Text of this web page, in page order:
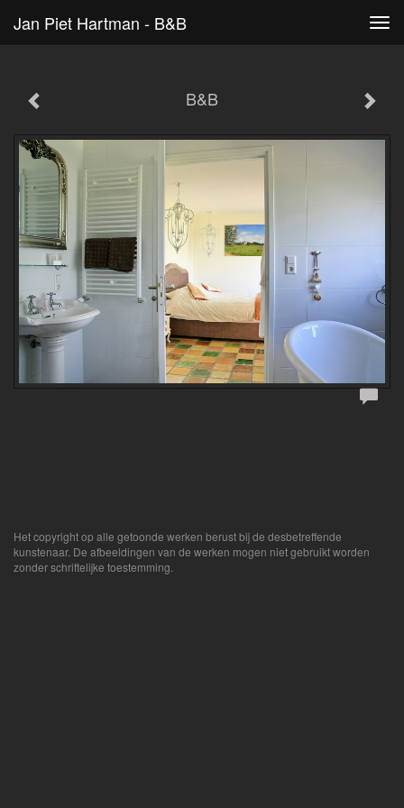
Jan Piet Hartman - B&B
B&B
Het copyright op alle getoonde werken berust bij de desbetreffende
kunstenaar. De afbeeldingen van de werken mogen niet gebruikt worden
zonder schriftelijke toestemming.